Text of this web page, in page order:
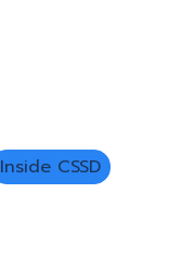
Inside CSSD